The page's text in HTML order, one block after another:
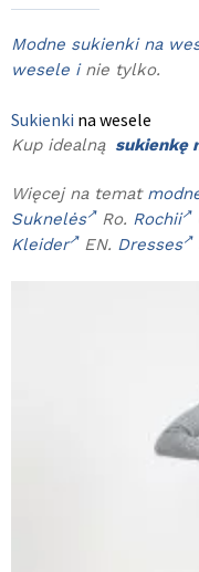
Modne sukienki na
wesele inie tylko.
Sukienki na wesele
Kup idealną sukienkę
Więcej na temat
Suknelės Ro. Rochii
Kleider EN. Dresses